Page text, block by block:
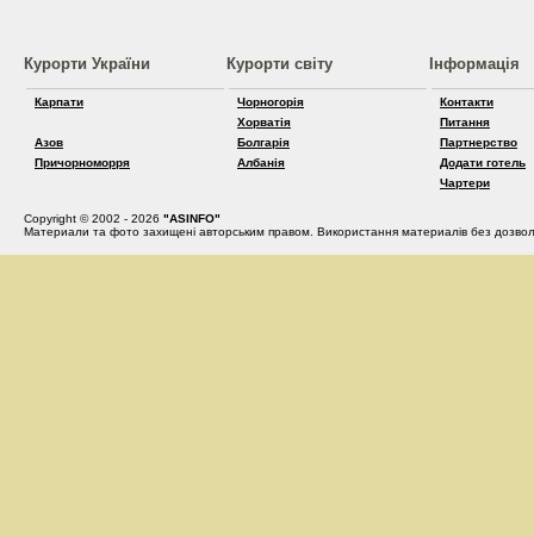
Курорти України
Карпати
Азов
Причорноморря
Курорти світу
Чорногорія
Хорватія
Болгарія
Албанія
Інформація
Контакти
Питання
Партнерство
Додати готель
Чартери
Copyright © 2002 - 2026 "ASINFO"
Материали та фото захищені авторським правом. Використання материалів без